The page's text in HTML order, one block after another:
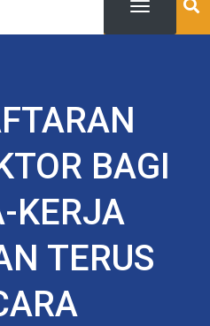
BAGI
KERJA
TERUS